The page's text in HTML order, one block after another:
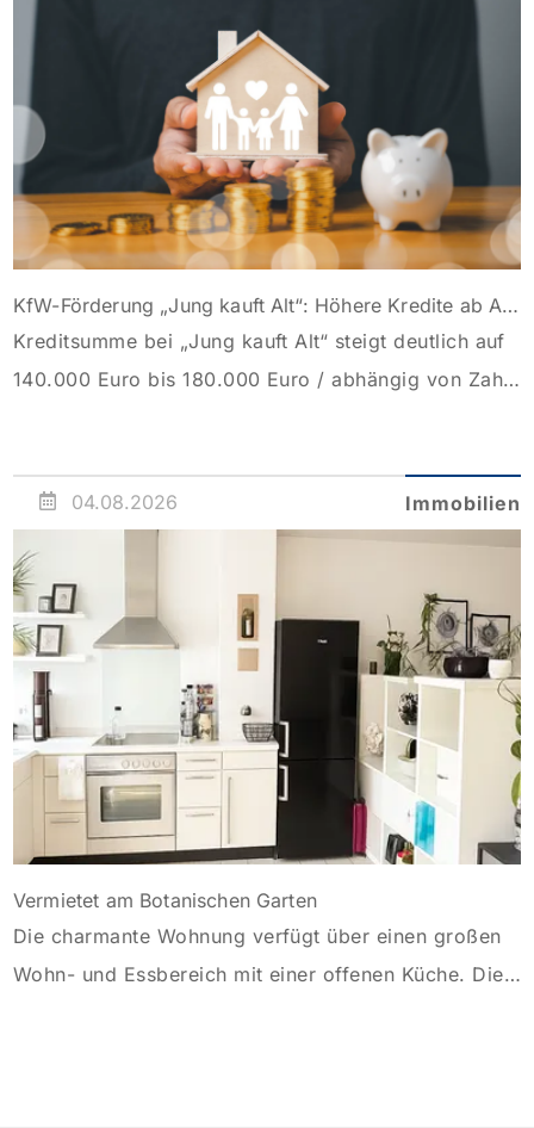
KfW-Förderung „Jung kauft Alt“: Höhere Kredite ab August 2026
Kreditsumme bei „Jung kauft Alt“ steigt deutlich auf
140.000 Euro bis 180.000 Euro / abhängig von Zahl
35 Jahren Laufzeit und 10 Jahren Zinsbindung
Antragstellende verpflichten sich zu energetischer
Sanierung binnen 54 Monaten nach Förderzusage /
Sanierung in Einzelmaßnahmen […]
04.08.2026 Immobilien
Vermietet am Botanischen Garten
Die charmante Wohnung verfügt über einen großen
Wohn- und Essbereich mit einer offenen Küche. Die